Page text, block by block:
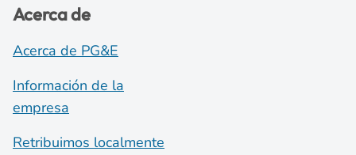
Acerca de
Acerca de PG&E
Información de la
empresa
Retribuimos localmente